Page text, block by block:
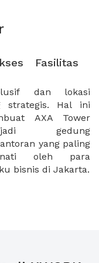
Fasilitas
bisnis di Jakarta.